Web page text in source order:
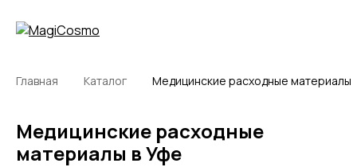
Главная Каталог Медицинские расходные материалы
Медицинские расходные
материалы в Уфе